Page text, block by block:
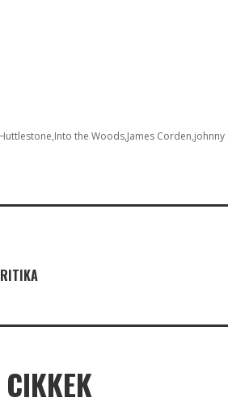
Into the Woods James Corden